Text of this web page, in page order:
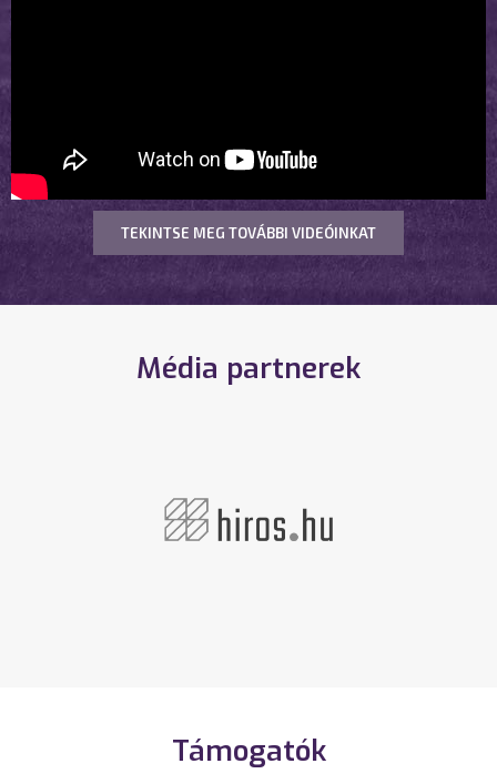
TEKINTSE MEG TOVÁBBI VIDEÓINKAT
Média partnerek
Támogatók